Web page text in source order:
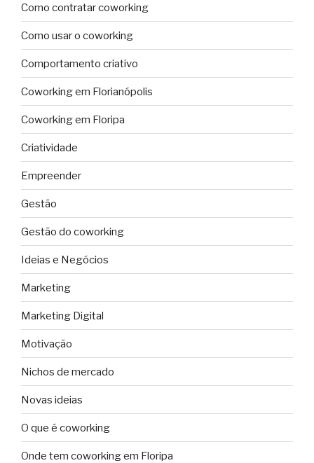
Como contratar coworking
Como usar o coworking
Comportamento criativo
Coworking em Florianópolis
Coworking em Floripa
Criatividade
Empreender
Gestão
Gestão do coworking
Ideias e Negócios
Marketing
Marketing Digital
Motivação
Nichos de mercado
Novas ideias
O que é coworking
Onde tem coworking em Floripa